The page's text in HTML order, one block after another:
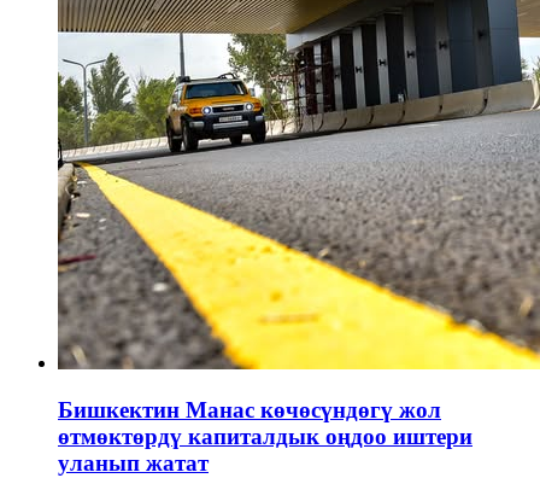
Бишкектин Манас көчөсүндөгү жол
өтмөктөрдү капиталдык оңдоо иштери
уланып жатат